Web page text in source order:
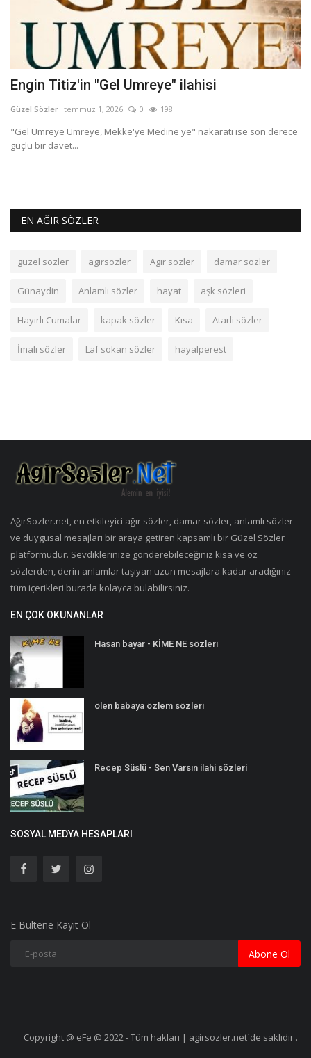
Engin Titiz'in "Gel Umreye" ilahisi
Güzel Sözler temmuz 1, 2026 0 198
"Gel Umreye Umreye, Mekke'ye Medine'ye" nakaratı ise son derece
güçlü bir davet...
EN AĞIR SÖZLER
güzel sözler agırsozler Agir sözler damar sözler
Günaydin Anlamlı sözler hayat aşk sözleri
Hayırlı Cumalar kapak sözler Kısa Atarli sözler
İmalı sözler Laf sokan sözler hayalperest
AğırSozler.net, en etkileyici ağır sözler, damar sözler, anlamlı sözler
ve duygusal mesajları bir araya getiren kapsamlı bir Güzel Sözler
platformudur. Sevdiklerinize gönderebileceğiniz kısa ve öz
sözlerden, derin anlamlar taşıyan uzun mesajlara kadar aradığınız
tüm içerikleri burada kolayca bulabilirsiniz.
EN ÇOK OKUNANLAR
Hasan bayar - KİME NE sözleri
ölen babaya özlem sözleri
Recep Süslü - Sen Varsın ilahi sözleri
SOSYAL MEDYA HESAPLARI
E Bültene Kayıt Ol
Abone Ol
Copyright @ eFe @ 2022 - Tüm hakları | agirsozler.net`de saklıdır .